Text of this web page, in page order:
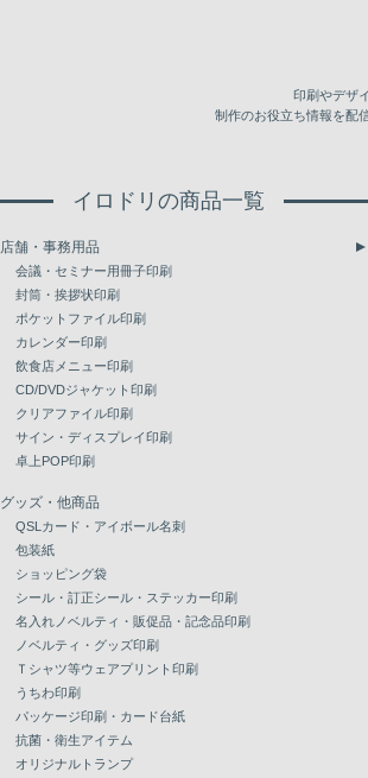
印刷やデザ
制作のお役立ち情報を配
イロドリの商品一覧
店舗・事務用品
会議・セミナー用冊子印刷
封筒・挨拶状印刷
ポケットファイル印刷
カレンダー印刷
飲食店メニュー印刷
CD/DVDジャケット印刷
クリアファイル印刷
サイン・ディスプレイ印刷
卓上POP印刷
グッズ・他商品
QSLカード・アイボール名刺
包装紙
ショッピング袋
シール・訂正シール・ステッカー印刷
名入れノベルティ・販促品・記念品印刷
ノベルティ・グッズ印刷
Ｔシャツ等ウェアプリント印刷
うちわ印刷
パッケージ印刷・カード台紙
抗菌・衛生アイテム
オリジナルトランプ